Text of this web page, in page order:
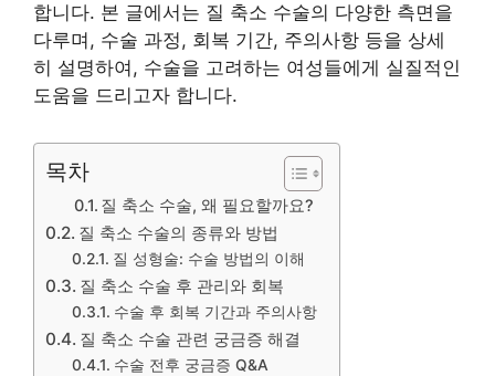
합니다. 본 글에서는 질 축소 수술의 다양한 측면을
다루며, 수술 과정, 회복 기간, 주의사항 등을 상세
히 설명하여, 수술을 고려하는 여성들에게 실질적인
도움을 드리고자 합니다.
목차
질 축소 수술, 왜 필요할까요?
질 축소 수술의 종류와 방법
질 성형술: 수술 방법의 이해
질 축소 수술 후 관리와 회복
수술 후 회복 기간과 주의사항
질 축소 수술 관련 궁금증 해결
수술 전후 궁금증 Q&A